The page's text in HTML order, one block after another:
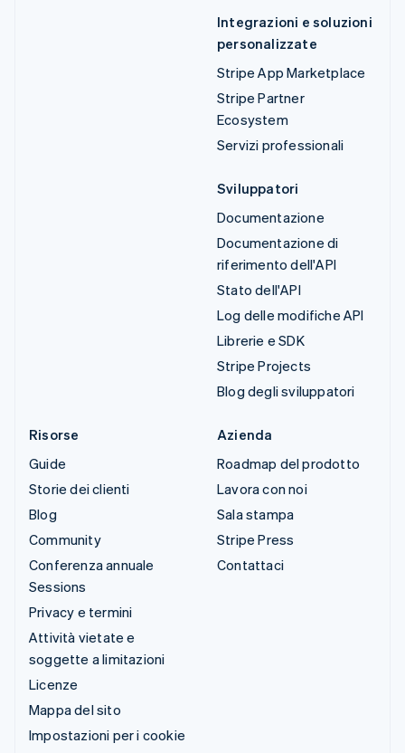
Integrazioni e soluzioni
personalizzate
Stripe App Marketplace
Stripe Partner
Ecosystem
Servizi professionali
Sviluppatori
Documentazione
Documentazione di
riferimento dell'API
Stato dell'API
Log delle modifiche API
Librerie e SDK
Stripe Projects
Blog degli sviluppatori
Risorse
Guide
Storie dei clienti
Blog
Community
Conferenza annuale
Sessions
Privacy e termini
Attività vietate e
soggette a limitazioni
Licenze
Mappa del sito
Impostazioni per i cookie
Azienda
Roadmap del prodotto
Lavora con noi
Sala stampa
Stripe Press
Contattaci